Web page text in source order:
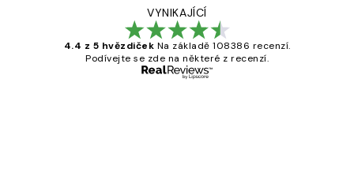
VYNIKAJÍCÍ
4.4 z 5 hvězdiček Na základě 108386 recenzí.
Podívejte se zde na některé z recenzí.